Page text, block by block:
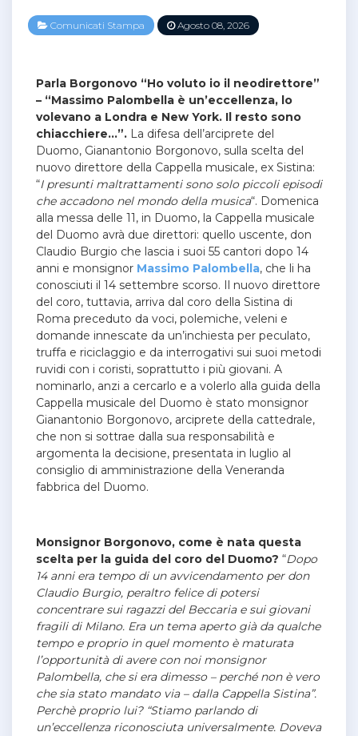
Comunicati Stampa Agosto 08, 2026
Parla Borgonovo “Ho voluto io il neodirettore”
– “Massimo Palombella è un’eccellenza, lo
volevano a Londra e New York. Il resto sono
chiacchiere…”. La difesa dell’arciprete del
Duomo, Gianantonio Borgonovo, sulla scelta del
nuovo direttore della Cappella musicale, ex Sistina:
“I presunti maltrattamenti sono solo piccoli episodi
che accadono nel mondo della musica“. Domenica
alla messa delle 11, in Duomo, la Cappella musicale
del Duomo avrà due direttori: quello uscente, don
Claudio Burgio che lascia i suoi 55 cantori dopo 14
anni e monsignor Massimo Palombella, che li ha
conosciuti il 14 settembre scorso. Il nuovo direttore
del coro, tuttavia, arriva dal coro della Sistina di
Roma preceduto da voci, polemiche, veleni e
domande innescate da un’inchiesta per peculato,
truffa e riciclaggio e da interrogativi sui suoi metodi
ruvidi con i coristi, soprattutto i più giovani. A
nominarlo, anzi a cercarlo e a volerlo alla guida della
Cappella musicale del Duomo è stato monsignor
Gianantonio Borgonovo, arciprete della cattedrale,
che non si sottrae dalla sua responsabilità e
argomenta la decisione, presentata in luglio al
consiglio di amministrazione della Veneranda
fabbrica del Duomo.
Monsignor Borgonovo, come è nata questa
scelta per la guida del coro del Duomo? “Dopo
14 anni era tempo di un avvicendamento per don
Claudio Burgio, peraltro felice di potersi
concentrare sui ragazzi del Beccaria e sui giovani
fragili di Milano. Era un tema aperto già da qualche
tempo e proprio in quel momento è maturata
l’opportunità di avere con noi monsignor
Palombella, che si era dimesso – perché non è vero
che sia stato mandato via – dalla Cappella Sistina”.
Perchè proprio lui? “Stiamo parlando di
un’eccellenza riconosciuta universalmente. Doveva